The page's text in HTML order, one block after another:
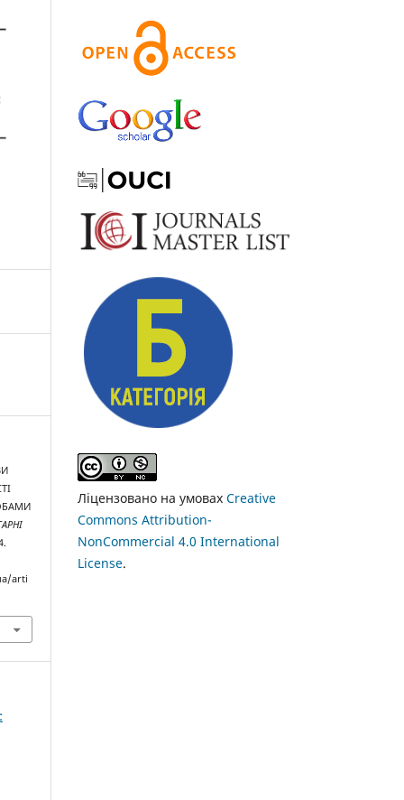
arti
Ліцензовано на умовах Creative
Commons Attribution-
NonCommercial 4.0 International
License.